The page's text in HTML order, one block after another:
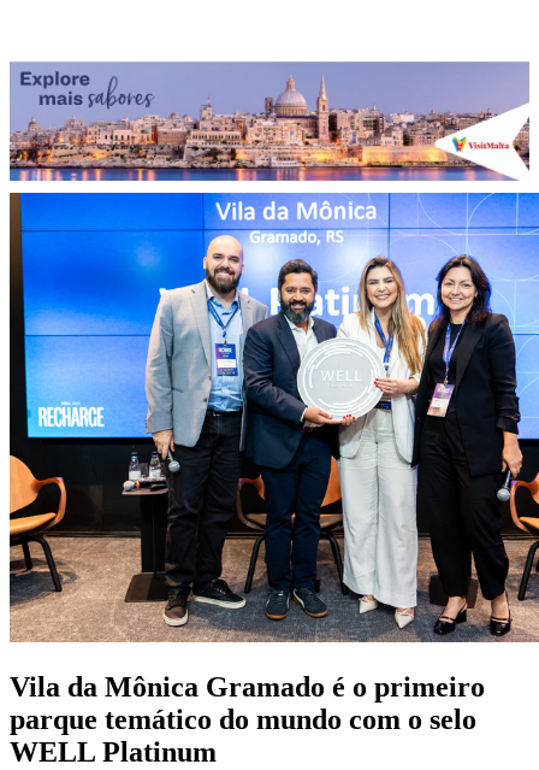
Vila da Mônica Gramado é o primeiro
parque temático do mundo com o selo
WELL Platinum